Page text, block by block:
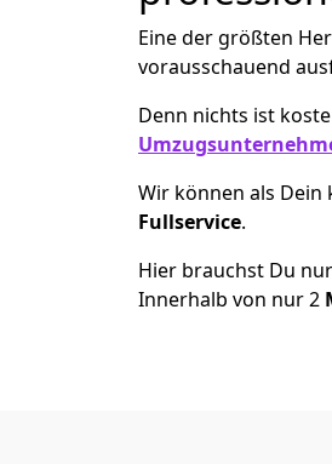
Eine der größten
vorausschauend
Denn nichts ist
Wir können als
Fullservice.
Hier brauchst Du
Innerhalb von nur 2